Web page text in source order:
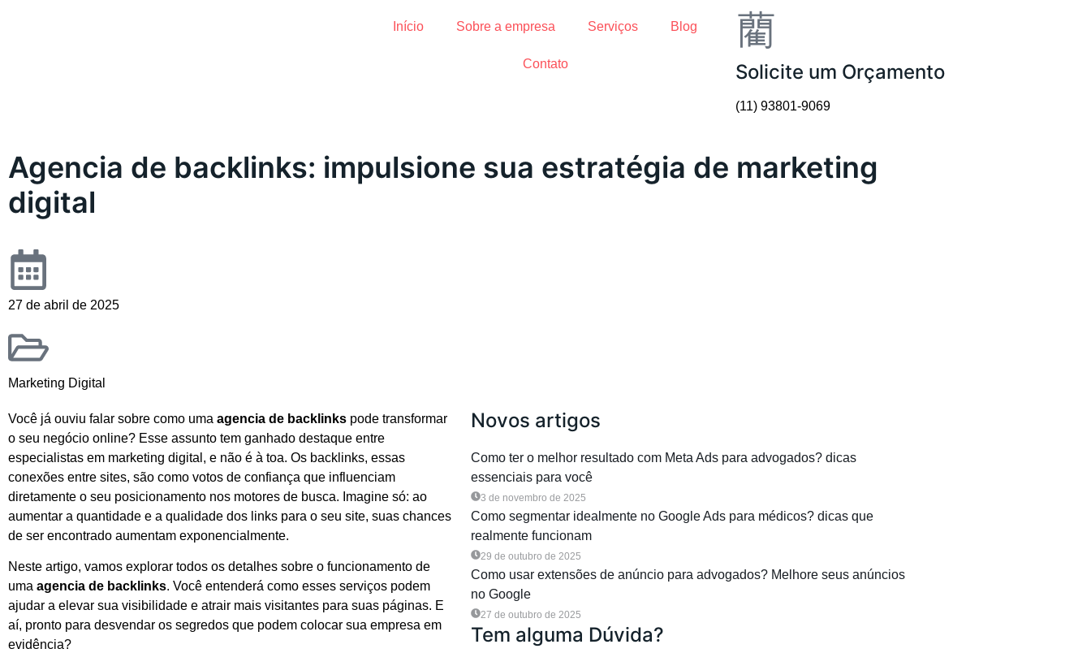
Início Sobre a empresa Serviços Blog
Contato Solicite um Orçamento
(11) 93801-9069
Agencia de backlinks: impulsione sua estratégia de marketing
digital
27 de abril de 2025
Marketing Digital
Você já ouviu falar sobre como uma agencia de backlinks pode transformar
o seu negócio online? Esse assunto tem ganhado destaque entre
especialistas em marketing digital, e não é à toa. Os backlinks, essas
conexões entre sites, são como votos de confiança que influenciam
diretamente o seu posicionamento nos motores de busca. Imagine só: ao
aumentar a quantidade e a qualidade dos links para o seu site, suas chances
de ser encontrado aumentam exponencialmente.
Neste artigo, vamos explorar todos os detalhes sobre o funcionamento de
uma agencia de backlinks. Você entenderá como esses serviços podem
ajudar a elevar sua visibilidade e atrair mais visitantes para suas páginas. E
aí, pronto para desvendar os segredos que podem colocar sua empresa em
evidência?
Novos artigos
Como ter o melhor resultado com Meta Ads para advogados? dicas
essenciais para você
3 de novembro de 2025
Como segmentar idealmente no Google Ads para médicos? dicas que
realmente funcionam
29 de outubro de 2025
Como usar extensões de anúncio para advogados? Melhore seus anúncios
no Google
27 de outubro de 2025
Tem alguma Dúvida?